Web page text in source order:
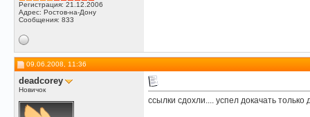
Регистрация: 21.12.2006
Адрес: Ростов-на-Дону
Сообщения: 833
09.06.2008, 11:36
deadcorey
Новичок
ссылки сдохли.... успел докачать